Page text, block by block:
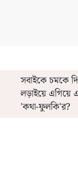
সবাইকে চমকে
লড়াইয়ে এগিয়ে
'কথা-ফুলকি'র?